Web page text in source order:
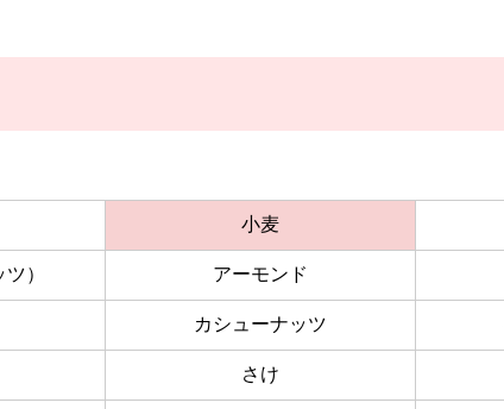
小麦
） アーモンド
カシューナッツ
さけ